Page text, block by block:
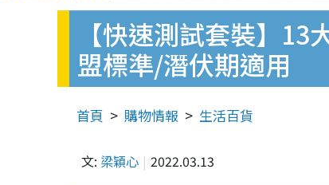
【快速測試套裝】
盟標準/潛伏期適用
首頁 購物情報 生活百貨
文: 梁穎心 2022.03.13